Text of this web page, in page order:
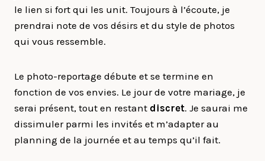
le lien si fort qui les unit. Toujours à l’écoute, je
prendrai note de vos désirs et du style de photos
qui vous ressemble.
Le photo-reportage débute et se termine en
fonction de vos envies. Le jour de votre mariage, je
serai présent, tout en restant discret. Je saurai me
dissimuler parmi les invités et m’adapter au
planning de la journée et au temps qu’il fait.